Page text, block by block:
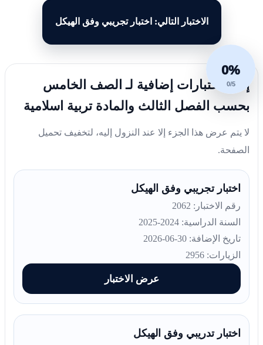
الاختبار التالي: اختبار تجريبي وفق الهيكل
0%
0/5
إليك اختبارات إضافية لـ الصف الخامس
بحسب الفصل الثالث والمادة تربية اسلامية
لا يتم عرض هذا الجزء إلا عند النزول إليه، لتخفيف تحميل
الصفحة.
اختبار تجريبي وفق الهيكل
رقم الاختبار: 2062
السنة الدراسية: 2024-2025
تاريخ الإضافة: 30-06-2026
الزيارات: 2956
عرض الاختبار
اختبار تدريبي وفق الهيكل